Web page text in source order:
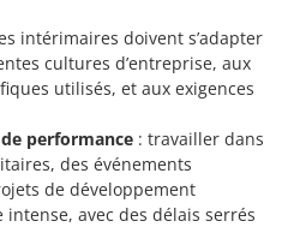
intérimaires doivent s’adapter
cultures d’entreprise, aux
utilisés, et aux exigences
performance : travailler dans
des événements
de développement
avec des délais serrés